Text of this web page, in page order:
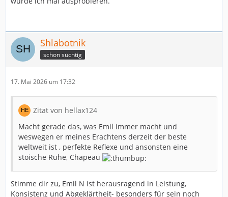
Shlabotnik
schon süchtig
17. Mai 2026 um 17:32
Zitat von hellax124
Macht gerade das, was Emil immer macht und
weswegen er meines Erachtens derzeit der beste
weltweit ist , perfekte Reflexe und ansonsten eine
stoische Ruhe, Chapeau
Stimme dir zu, Emil N ist herausragend in Leistung,
Konsistenz und Abgeklärtheit- besonders für sein noch